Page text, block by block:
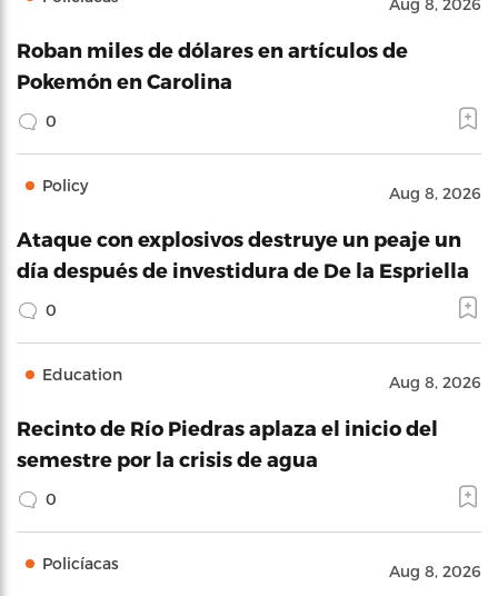
Aug 8, 2026
Roban miles de dólares en artículos de
Pokemón en Carolina
0
Policy Aug 8, 2026
Ataque con explosivos destruye un peaje un
día después de investidura de De la Espriella
0
Education Aug 8, 2026
Recinto de Río Piedras aplaza el inicio del
semestre por la crisis de agua
0
Policíacas Aug 8, 2026